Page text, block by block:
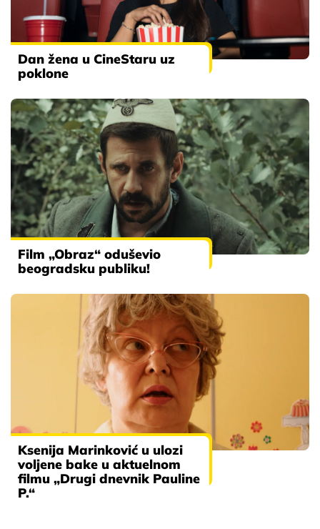
Dan žena u CineStaru uz
poklone
Film „Obraz“ oduševio
beogradsku publiku!
Ksenija Marinković u ulozi
voljene bake u aktuelnom
filmu „Drugi dnevnik Pauline
P.“